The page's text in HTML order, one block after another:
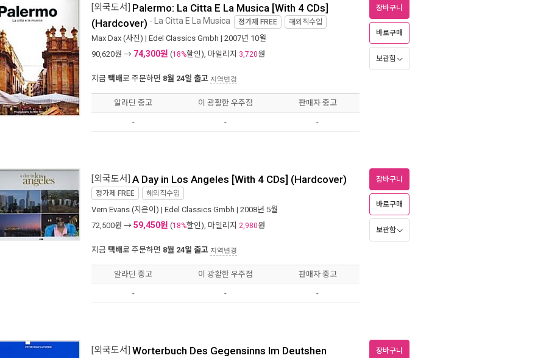
[외국도서] Palermo: La Citta E La Musica [With 4 CDs]
(Hardcover) - La Citta E La Musica 정가제 FREE 해외직수입
Max Dax (사진) | Edel Classics Gmbh | 2007년 10월
90,620원 → 74,300원 (18%할인), 마일리지 3,720원
지금 택배로 주문하면 8월 24일 출고 지역변경
장바구니
바로구매
보관함
알라딘 중고 이 광활한 우주점 판매자 중고
- - -
[외국도서] A Day in Los Angeles [With 4 CDs] (Hardcover)
정가제 FREE 해외직수입
Vern Evans (지은이) | Edel Classics Gmbh | 2008년 5월
72,500원 → 59,450원 (18%할인), 마일리지 2,980원
지금 택배로 주문하면 8월 24일 출고 지역변경
장바구니
바로구매
보관함
알라딘 중고 이 광활한 우주점 판매자 중고
- - -
[외국도서] Worterbuch Des Gegensinns Im Deutshen 장바구니